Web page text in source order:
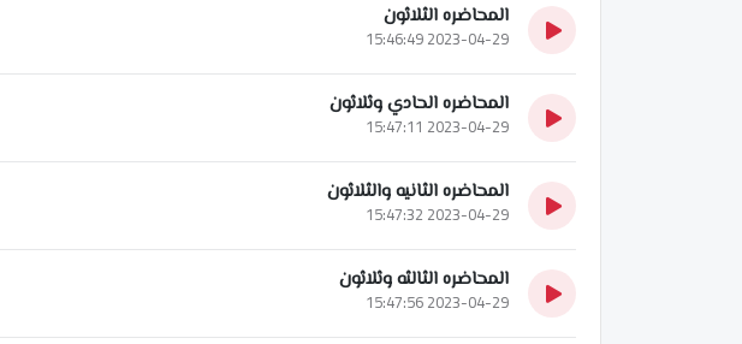
المحاضره الثلاثون
2023-04-29 15:46:49
المحاضره الحادي وثلاثون
2023-04-29 15:47:11
المحاضره الثانيه والثلاثون
2023-04-29 15:47:32
المحاضره الثالثه وثلاثون
2023-04-29 15:47:56